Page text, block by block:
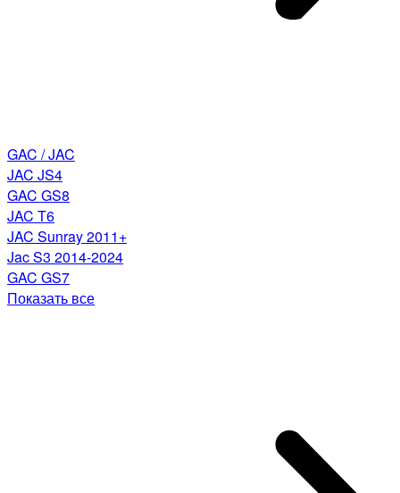
GAC / JAC
JAC JS4
GAC GS8
JAC T6
JAC Sunray 2011+
Jac S3 2014-2024
GAC GS7
Показать все